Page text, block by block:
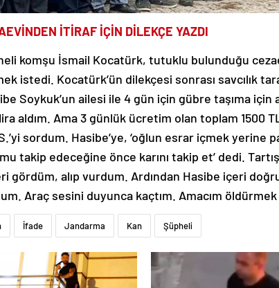
İTİRAF İÇİN DİLEKÇE YAZDI
komşu İsmail Kocatürk, tutuklu bulunduğu
istedi. Kocatürk’ün dilekçesi sonrası savcılık
Soykuk’un ailesi ile 4 gün için gübre taşıma
aldım. Ama 3 günlük ücretim olan toplam 1500
sordum. Hasibe’ye, ‘oğlun esrar içmek yerine
takip edeceğine önce karını takip et’ dedi.
gördüm, alıp vurdum. Ardından Hasibe içeri
Araç sesini duyunca kaçtım. Amacım öldürmek
İfade Jandarma Kan Şüpheli